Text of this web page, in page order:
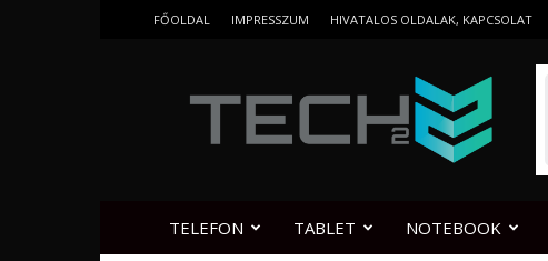
FŐOLDAL IMPRESSZUM HIVATALOS OLDALAK, KAPCSOLAT
TELEFON TABLET NOTEBOOK